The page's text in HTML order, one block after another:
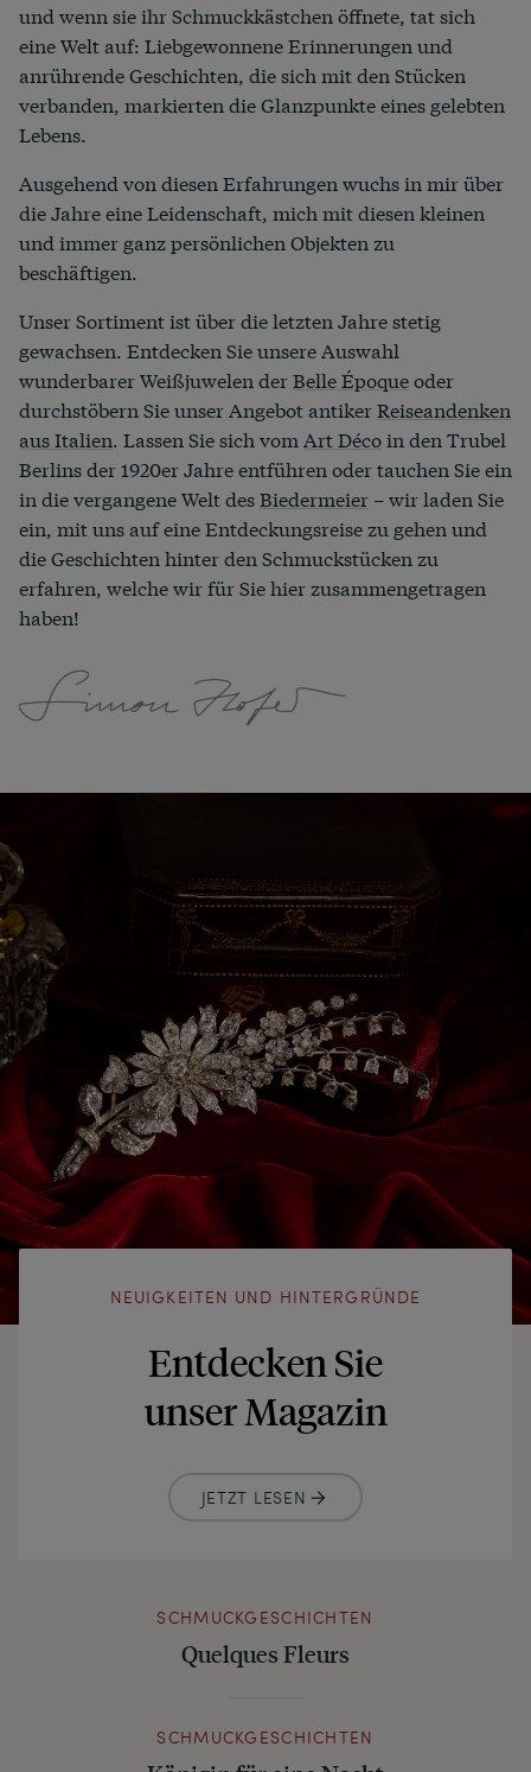
und wenn sie ihr Schmuckkästchen öffnete, tat sich
eine Welt auf: Liebgewonnene Erinnerungen und
anrührende Geschichten, die sich mit den Stücken
verbanden, markierten die Glanzpunkte eines gelebten
Lebens.
Ausgehend von diesen Erfahrungen wuchs in mir über
die Jahre eine Leidenschaft, mich mit diesen kleinen
und immer ganz persönlichen Objekten zu
beschäftigen.
Unser Sortiment ist über die letzten Jahre stetig
gewachsen. Entdecken Sie unsere Auswahl
wunderbarer Weißjuwelen derBelle Époqueoder
durchstöbern Sie unser Angebot antikerReiseandenken
aus Italien. Lassen Sie sich vom Art Décoin den Trubel
Berlins der 1920er Jahre entführen oder tauchen Sie ein
in die vergangene Welt desBiedermeier– wir laden Sie
ein, mit uns auf eine Entdeckungsreise zu gehen und
die Geschichten hinter den Schmuckstücken zu
erfahren, welche wir für Sie hier zusammengetragen
haben!
NEUIGKEITEN UND HINTERGRÜNDE
Entdecken Sie
unser Magazin
JETZT LESEN
SCHMUCKGESCHICHTEN
Quelques Fleurs
SCHMUCKGESCHICHTEN